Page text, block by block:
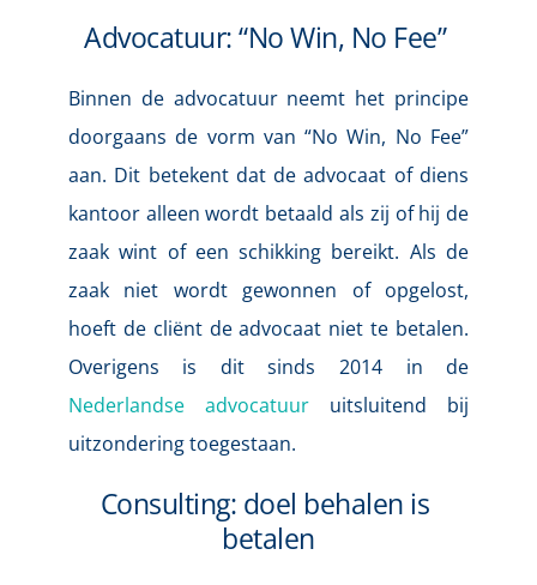
Advocatuur: “No Win, No Fee”
Binnen de advocatuur neemt het principe
doorgaans de vorm van “No Win, No Fee”
aan. Dit betekent dat de advocaat of diens
kantoor alleen wordt betaald als zij of hij de
zaak wint of een schikking bereikt. Als de
zaak niet wordt gewonnen of opgelost,
hoeft de cliënt de advocaat niet te betalen.
Nederlandse advocatuur
uitsluitend bij
uitzondering toegestaan.
Consulting: doel behalen is
betalen